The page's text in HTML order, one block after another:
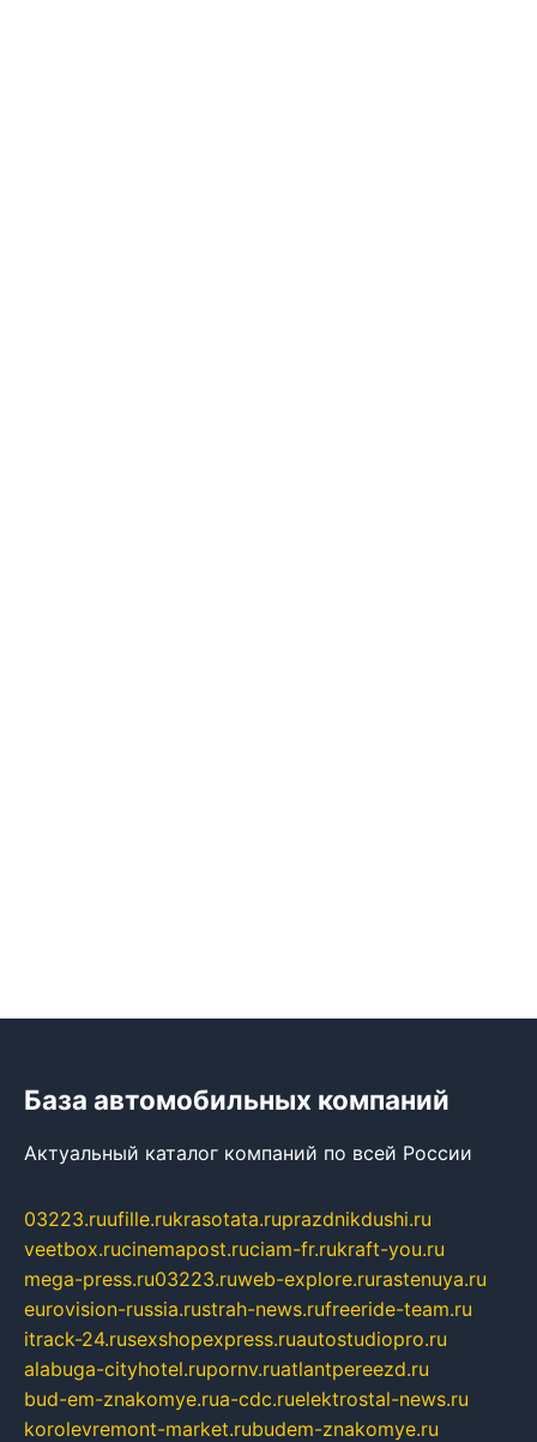
База автомобильных компаний
Актуальный каталог компаний по всей России
03223.ruufille.rukrasotata.ruprazdnikdushi.ru
veetbox.rucinemapost.ruciam-fr.rukraft-you.ru
mega-press.ru03223.ruweb-explore.rurastenuya.ru
eurovision-russia.rustrah-news.rufreeride-team.ru
itrack-24.rusexshopexpress.ruautostudiopro.ru
alabuga-cityhotel.rupornv.ruatlantpereezd.ru
bud-em-znakomye.rua-cdc.ruelektrostal-news.ru
korolevremont-market.rubudem-znakomye.ru